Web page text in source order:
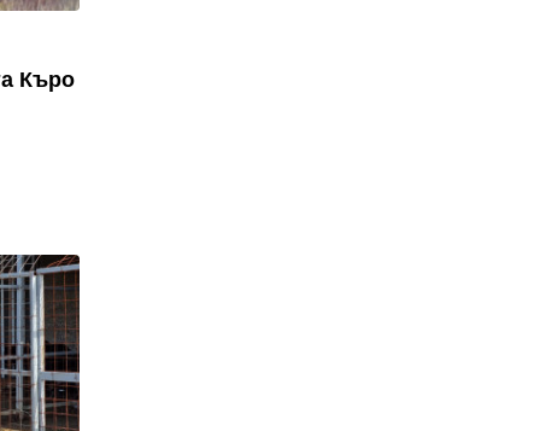
Къро